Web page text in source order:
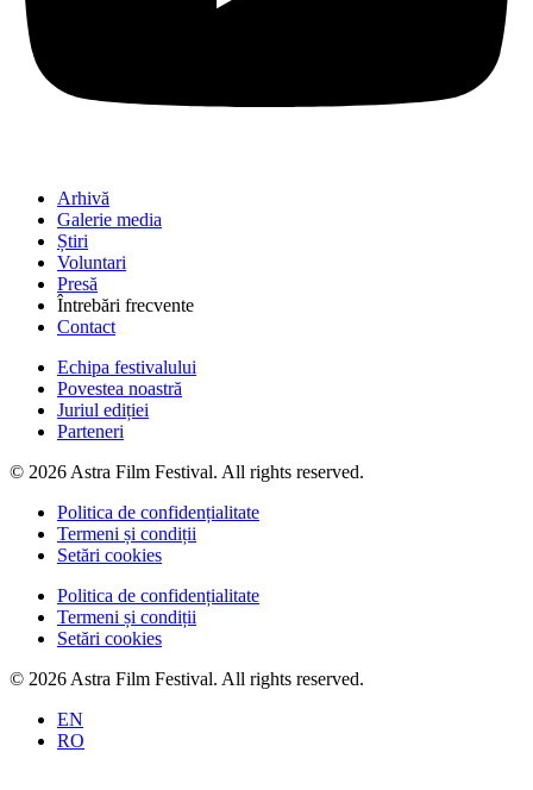
Arhivă
Galerie media
Știri
Voluntari
Presă
Întrebări frecvente
Contact
Echipa festivalului
Povestea noastră
Juriul ediției
Parteneri
© 2026 Astra Film Festival. All rights reserved.
Politica de confidențialitate
Termeni și condiții
Setări cookies
Politica de confidențialitate
Termeni și condiții
Setări cookies
© 2026 Astra Film Festival. All rights reserved.
EN
RO